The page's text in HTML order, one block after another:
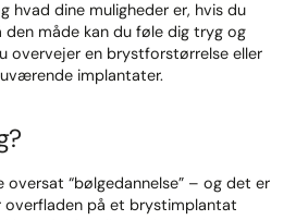
hvad dine muligheder er, hvis du
den måde kan du føle dig tryg og
overvejer en brystforstørrelse eller
implantater.
oversat “bølgedannelse” – og det er
overfladen på et brystimplantat